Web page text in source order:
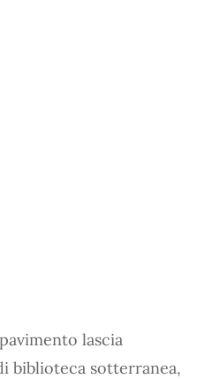
lascia
biblioteca sotterranea,